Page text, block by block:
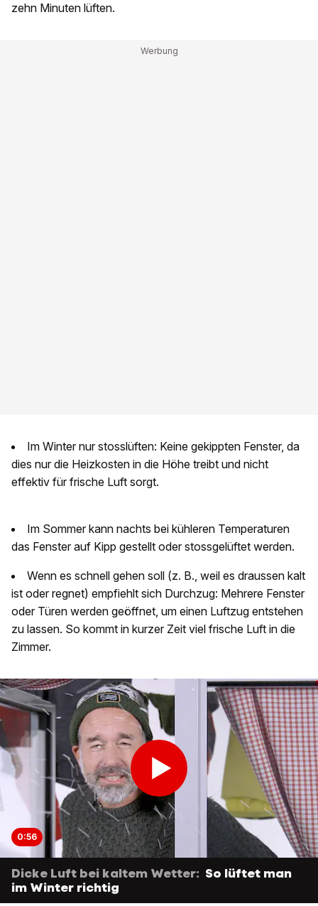
zehn Minuten lüften.
Im Winter nur stosslüften: Keine gekippten Fenster, da
dies nur die Heizkosten in die Höhe treibt und nicht
effektiv für frische Luft sorgt.
Im Sommer kann nachts bei kühleren Temperaturen
das Fenster auf Kipp gestellt oder stossgelüftet werden.
Wenn es schnell gehen soll (z. B., weil es draussen kalt
ist oder regnet) empfiehlt sich Durchzug: Mehrere Fenster
oder Türen werden geöffnet, um einen Luftzug entstehen
zu lassen. So kommt in kurzer Zeit viel frische Luft in die
Zimmer.
0:56
Dicke Luft bei kaltem Wetter: So lüftet man
im Winter richtig